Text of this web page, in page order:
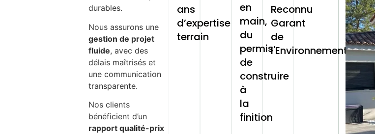
durables.
Nous assurons une
gestion de projet
fluide, avec des
délais maîtrisés et
une communication
transparente.
Nos clients
bénéficient d’un
rapport qualité-prix
ans
d’expertise
terrain
en
main,
du
permis
de
construire
à
la
finition
Reconnu
Garant
de
l'Environnement